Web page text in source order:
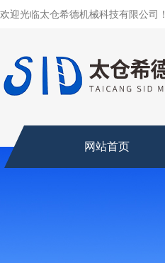
欢迎光临太仓希德机械科技有限公司！
网站首页